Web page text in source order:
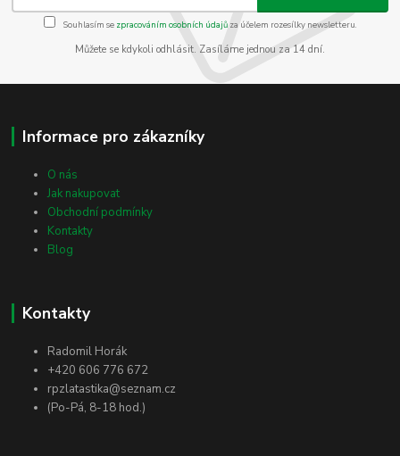
Souhlasím se zpracováním osobních údajůza účelem rozesílky newsletteru.
Můžete se kdykoli odhlásit. Zasíláme jednou za 14 dní.
Informace pro zákazníky
O nás
Jak nakupovat
Obchodní podmínky
Kontakty
Blog
Kontakty
Radomil Horák
+420 606 776 672
rpzlatastika@seznam.cz
(Po-Pá, 8-18 hod.)